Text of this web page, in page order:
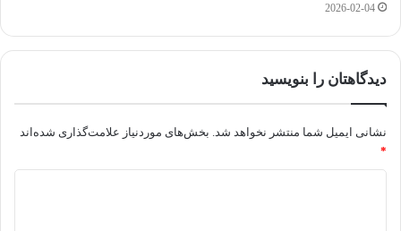
2026-02-04
دیدگاهتان را بنویسید
نشانی ایمیل شما منتشر نخواهد شد. بخش‌های موردنیاز علامت‌گذاری شده‌اند
*